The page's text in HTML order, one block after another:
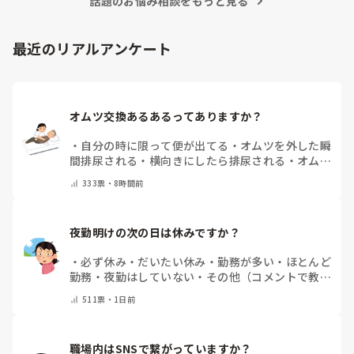
最近のリアルアンケート
オムツ交換あるあるってありますか？
・ 自分の時に限って便が出てる ・ オムツを外した瞬
間排尿される ・ 横向きにしたら排尿される ・ オムツ
まっていると快感
333票・ 8時間前
夜勤明けの次の日は休みですか？
・必ず休み・ だいたい休み ・勤務が多い ・ ほとんど
勤務 ・ 夜勤はしていない ・ その他（コメントで教え
511票・ 1日前
職場内はSNSで繋がっていますか？